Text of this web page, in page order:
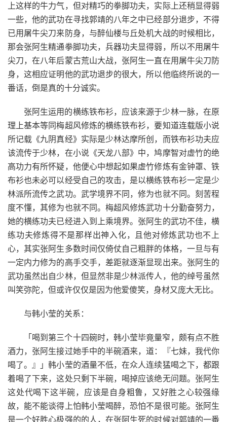
上这样的牛力气，但对精巧的拳脚功夫，实际上还稍显得弱
一些，他的武功在寻找郭靖的八年之中已经部分退步，不得
已用屠牛尖刀来防身，与醉仙楼与丘处机大战的时候相比，
那会张阿生精通拳脚功夫，兵器功夫显得弱，所以不用屠牛
尖刀，在八年后蒙古荒山大战，张阿生一直在用屠牛尖刀防
身，这相应证明他的武功退步的很大，所以他临终所说的一
番话，倒是真的十分诚实。
张阿生运用的横练铁布衫，应该来源于少林一脉，在原
理上基本等同梅超风修炼的横练铁布衫，要知道连载版小说
所记载《九阴真经》实际是少林达摩所创，而铁布衫功夫应
该流传于少林，在小说《天龙八部》中，鸠摩智对虚竹的绝
高功力有所怀疑，他便心中想起如果虚竹修炼有金钟罩、铁
布衫也未必可以经受自己的攻击，是以横练铁布衫一定是少
林派所流传之武功。武学境界不同，修为也就不同。刻苦程
度不懂，其修为也就不同。梅超风修炼武功十分勤奋努力，
她的横练功夫已经进入到上乘境界。张阿生的武功不佳，横
练功夫修炼得不是那样出神入化，且他对修炼武功也不上
心，其实张阿生多数时间仅倚仗自己粗胖的体格，一旦与有
一定内力修为的高手交手，差距就逐渐显现出来。张阿生的
武功虽然出自少林，但显然非是少林派传人，他的绰号虽然
叫笑弥陀，但或许仅仅是因为他爱傻笑，身材又庞大无比。
与韩小莹的关系：
「喝到第三个十四碗时，韩小莹毕竟量窄，颇有点不胜
酒力，张阿生接过她手中的半碗酒来，道：『七妹，我代你
喝了。』」韩小莹的酒量不低，在众人连续猛喝之下，都跟
着喝了下来，这处只剩下半碗，喝掉应该绝无问题。张阿生
这处代喝下这半碗，应该是自身粗鲁，又好胜之心较强缘
故，能不能谈得上怕韩小莹喝醉，恐怕不是很可能。张阿生
是一个好胜心极强的的人，在张阿生死的时候对郭靖的一番